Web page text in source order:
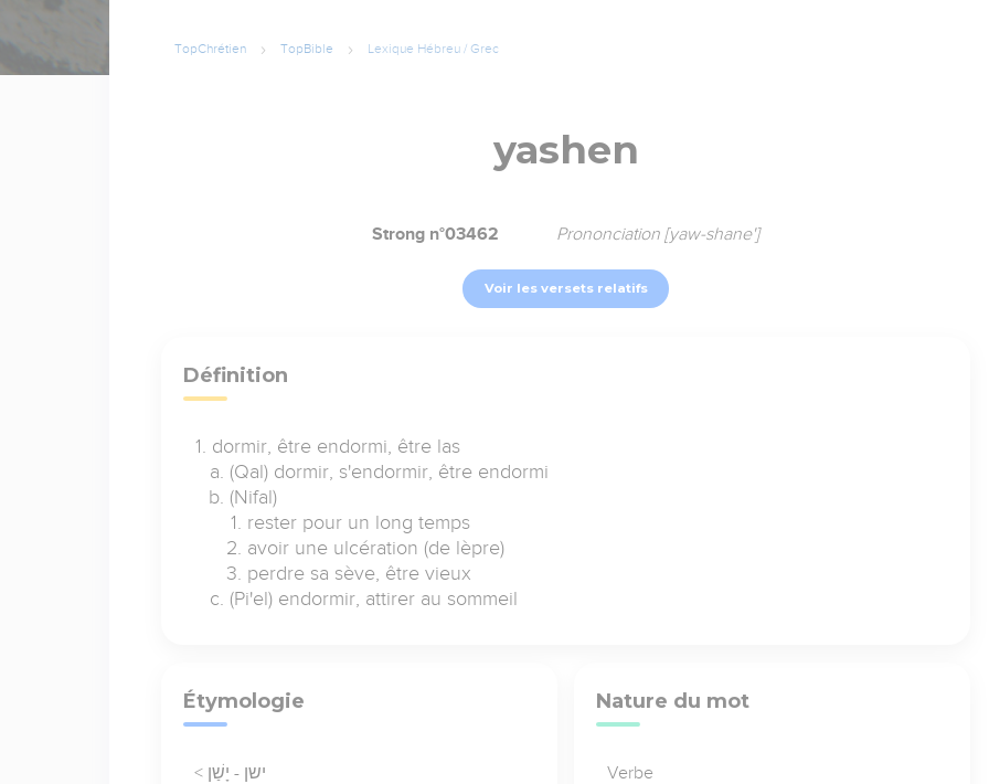
TopChrétien TopBible Lexique Hébreu / Grec
yashen
Strong n°03462 Prononciation [yaw-shane']
Voir les versets relatifs
Définition
dormir, être endormi, être las
(Qal) dormir, s'endormir, être endormi
(Nifal)
rester pour un long temps
avoir une ulcération (de lèpre)
perdre sa sève, être vieux
(Pi'el) endormir, attirer au sommeil
Étymologie
< ישן - יָשַׁן
Nature du mot
Verbe